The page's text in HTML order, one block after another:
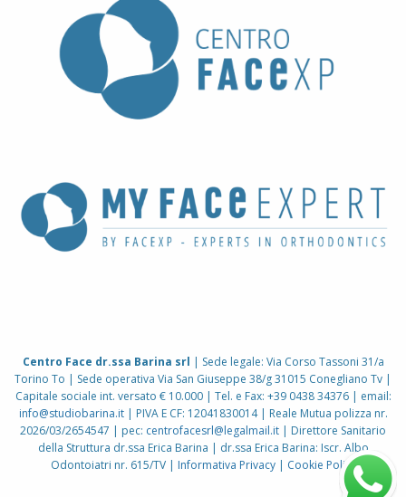
Centro Face dr.ssa Barina srl | Sede legale: Via Corso Tassoni 31/a
Torino To | Sede operativa Via San Giuseppe 38/g 31015 Conegliano Tv |
Capitale sociale int. versato € 10.000 | Tel. e Fax: +39 0438 34376 | email:
info@studiobarina.it| PIVA E CF: 12041830014 | Reale Mutua polizza nr.
2026/03/2654547 | pec: centrofacesrl@legalmail.it | Direttore Sanitario
della Struttura dr.ssa Erica Barina | dr.ssa Erica Barina: Iscr. Albo
Odontoiatri nr. 615/TV | Informativa Privacy| Cookie Policy